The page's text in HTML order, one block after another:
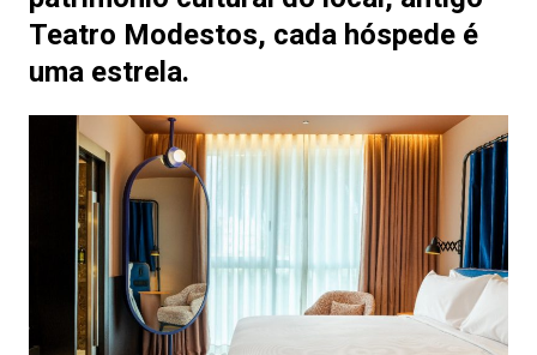
Teatro Modestos, cada hóspede é
uma estrela.